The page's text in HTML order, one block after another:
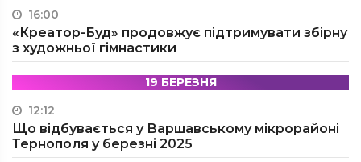
16:00
«Креатор-Буд» продовжує підтримувати збірну
з художньої гімнастики
19 БЕРЕЗНЯ
12:12
Що відбувається у Варшавському мікрорайоні
Тернополя у березні 2025